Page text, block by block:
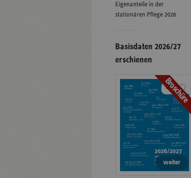
Eigenanteile in der
stationären Pflege 2026
Basisdaten 2026/27
erschienen
Broschüre
weiter